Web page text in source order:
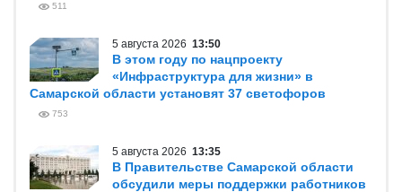
511
5 августа 2026 13:50
В этом году по нацпроекту
«Инфраструктура для жизни» в
Самарской области установят 37 светофоров
753
5 августа 2026 13:35
В Правительстве Самарской области
обсудили меры поддержки работников